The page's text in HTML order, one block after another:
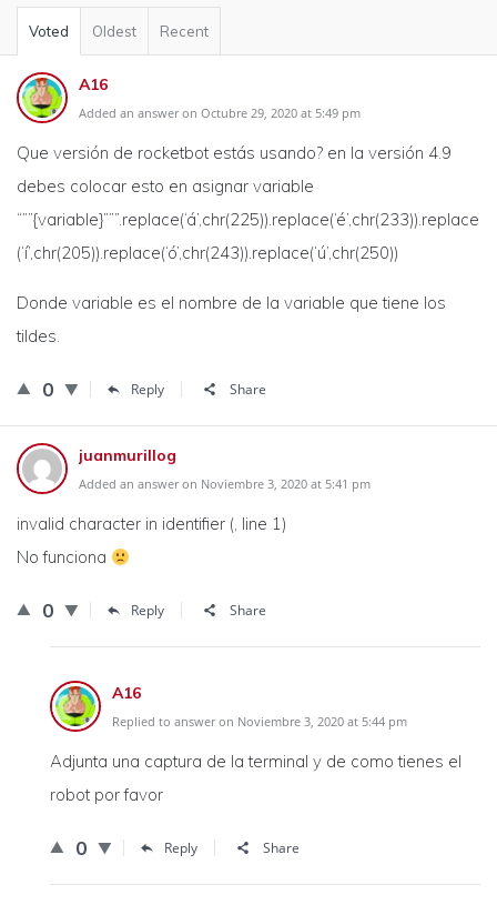
Voted Oldest Recent
A16
Added an answer on Octubre 29, 2020 at 5:49 pm
Que versión de rocketbot estás usando? en la versión 4.9
debes colocar esto en asignar variable
“””{variable}”””.replace(‘á’,chr(225)).replace(‘é’,chr(233)).replace
(‘í’,chr(205)).replace(‘ó’,chr(243)).replace(‘ú’,chr(250))
Donde variable es el nombre de la variable que tiene los
tildes.
0 Reply Share
juanmurillog
Added an answer on Noviembre 3, 2020 at 5:41 pm
invalid character in identifier (, line 1)
No funciona
0 Reply Share
A16
Replied to answer on Noviembre 3, 2020 at 5:44 pm
Adjunta una captura de la terminal y de como tienes el
robot por favor
0 Reply Share